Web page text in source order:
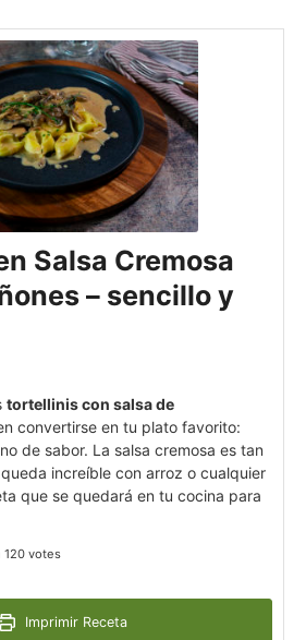
Salsa Cremosa
– sencillo y
tortellinis con salsa de
convertirse en tu plato favorito:
de sabor. La salsa cremosa es tan
increíble con arroz o cualquier
que se quedará en tu cocina para
120votes
Imprimir Receta